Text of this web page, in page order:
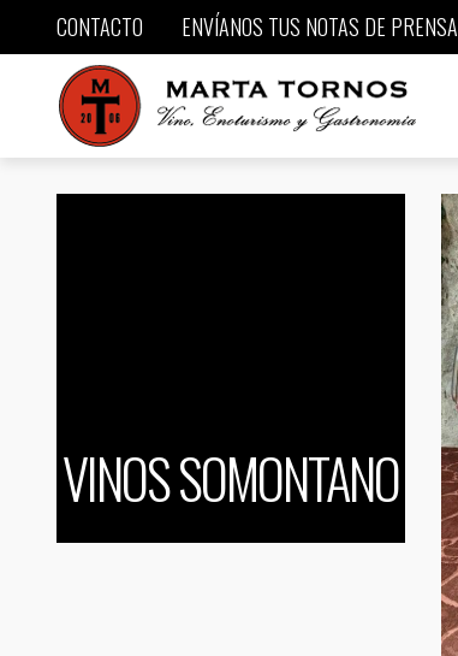
CONTACTO ENVÍANOS TUS NOTAS DE PRENSA
VINOS SOMONTANO